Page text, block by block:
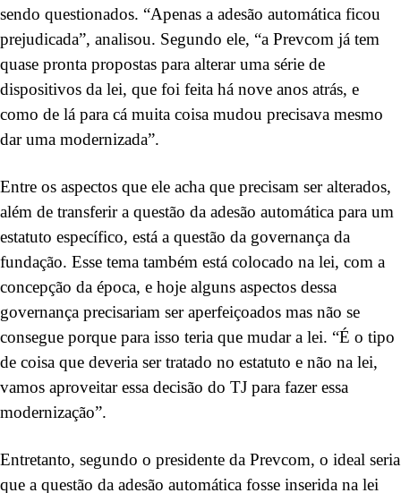
sendo questionados. “Apenas a adesão automática ficou
prejudicada”, analisou. Segundo ele, “a Prevcom já tem
quase pronta propostas para alterar uma série de
dispositivos da lei, que foi feita há nove anos atrás, e
como de lá para cá muita coisa mudou precisava mesmo
dar uma modernizada”.
Entre os aspectos que ele acha que precisam ser alterados,
além de transferir a questão da adesão automática para um
estatuto específico, está a questão da governança da
fundação. Esse tema também está colocado na lei, com a
concepção da época, e hoje alguns aspectos dessa
governança precisariam ser aperfeiçoados mas não se
consegue porque para isso teria que mudar a lei. “É o tipo
de coisa que deveria ser tratado no estatuto e não na lei,
vamos aproveitar essa decisão do TJ para fazer essa
modernização”.
Entretanto, segundo o presidente da Prevcom, o ideal seria
que a questão da adesão automática fosse inserida na lei